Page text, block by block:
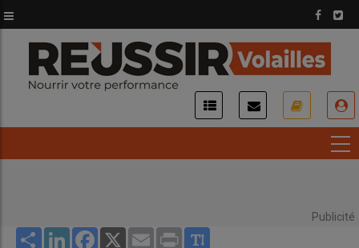
au
contenu
principal
Publicité
Share LinkedInFacebook
X Email Print